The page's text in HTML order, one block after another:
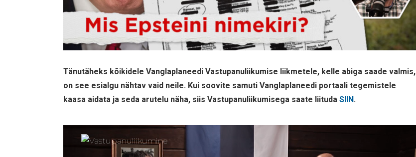
Tänutäheks kõikidele Vanglaplaneedi Vastupanuliikumise liikmetele, kelle abiga saade valmis,
on see esialgu nähtav vaid neile. Kui soovite samuti Vanglaplaneedi portaali tegemistele
kaasa aidata ja seda arutelu näha, siis Vastupanuliikumisega saate liitudaSIIN .